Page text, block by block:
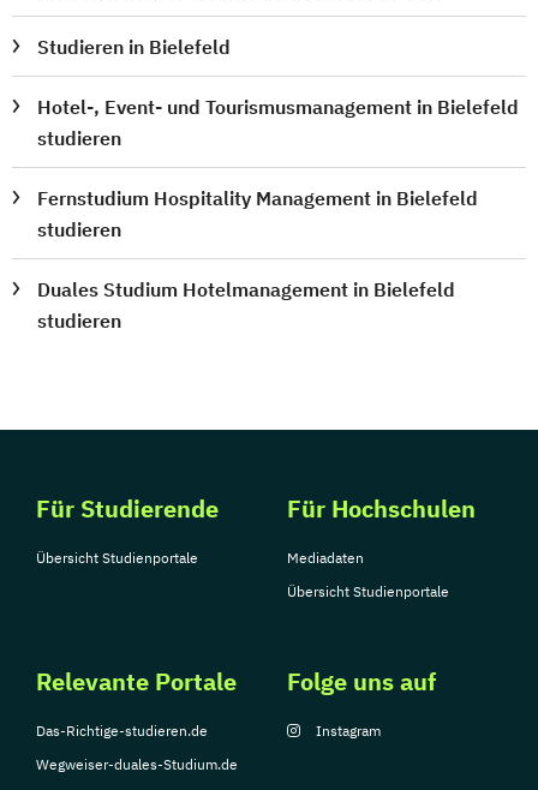
Studieren in Bielefeld
Hotel-, Event- und Tourismusmanagement in Bielefeld
studieren
Fernstudium Hospitality Management in Bielefeld
studieren
Duales Studium Hotelmanagement in Bielefeld
studieren
Für Studierende
Übersicht Studienportale
Für Hochschulen
Mediadaten
Übersicht Studienportale
Relevante Portale
Das-Richtige-studieren.de
Wegweiser-duales-Studium.de
Folge uns auf
Instagram